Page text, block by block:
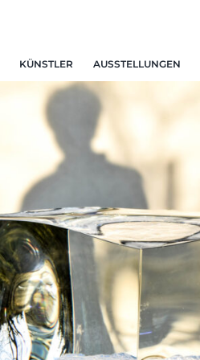
KÜNSTLER AUSSTELLUNGEN